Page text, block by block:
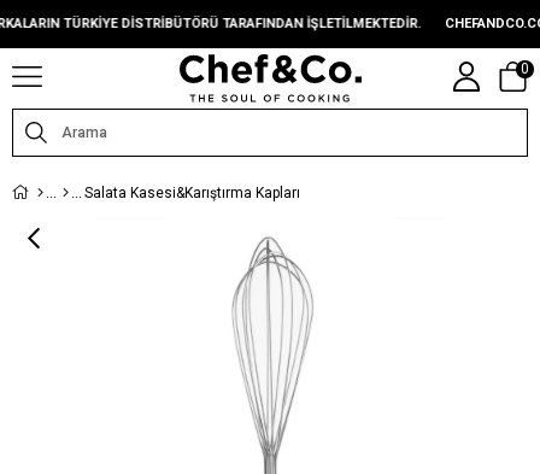
TÜRKIYE DISTRIBÜTÖRÜ TARAFINDAN IŞLETILMEKTEDIR.
0
Salata Kasesi&Karıştırma Kapları